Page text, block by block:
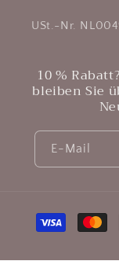
USt.-Nr.
10 %
bleiben Sie
E-Mail